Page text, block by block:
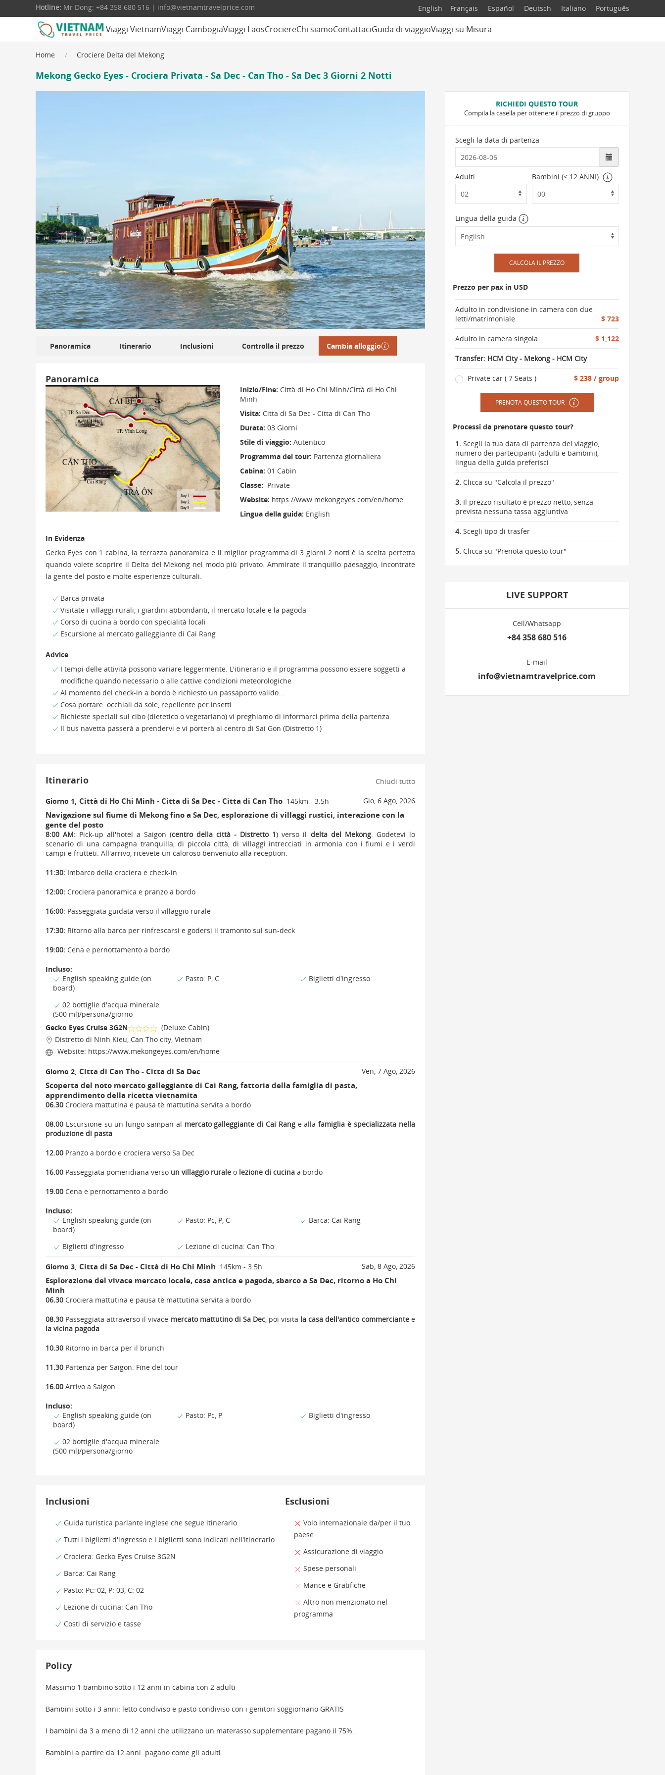
Hotline: Mr Dong: +84 358 680 516 | info@vietnamtravelprice.com English Français Español Deutsch Italiano Português
Viaggi VietnamViaggi CambogiaViaggi LaosCrociereChi siamoContattaciGuida di viaggioViaggi su Misura
Home Crociere Delta del Mekong
Mekong Gecko Eyes - Crociera Privata - Sa Dec - Can Tho - Sa Dec 3 Giorni 2 Notti
Panoramica Itinerario Inclusioni Controlla il prezzo Cambia alloggio
Panoramica
Inizio/Fine: Città di Ho Chi Minh/Città di Ho Chi
Minh
Visita: Citta di Sa Dec - Citta di Can Tho
Durata: 03 Giorni
Stile di viaggio: Autentico
Programma del tour: Partenza giornaliera
Cabina: 01 Cabin
Classe: Private
Website: https://www.mekongeyes.com/en/home
Lingua della guida: English
In Evidenza
Gecko Eyes con 1 cabina, la terrazza panoramica e il miglior programma di 3 giorni 2 notti è la scelta perfetta
quando volete scoprire il Delta del Mekong nel modo più privato. Ammirate il tranquillo paesaggio, incontrate
la gente del posto e molte esperienze culturali.
Barca privata
Visitate i villaggi rurali, i giardini abbondanti, il mercato locale e la pagoda
Corso di cucina a bordo con specialità locali
Escursione al mercato galleggiante di Cai Rang
Advice
I tempi delle attività possono variare leggermente. L'itinerario e il programma possono essere soggetti a
modifiche quando necessario o alle cattive condizioni meteorologiche
Al momento del check-in a bordo è richiesto un passaporto valido...
Cosa portare: occhiali da sole, repellente per insetti
Richieste speciali sul cibo (dietetico o vegetariano) vi preghiamo di informarci prima della partenza.
Il bus navetta passerà a prendervi e vi porterà al centro di Sai Gon (Distretto 1)
Itinerario Chiudi tutto
Giorno 1, Città di Ho Chi Minh - Citta di Sa Dec - Citta di Can Tho 145km - 3.5h Gio, 6 Ago, 2026
Navigazione sul fiume di Mekong fino a Sa Dec, esplorazione di villaggi rustici, interazione con la
gente del posto
8:00 AM: Pick-up all'hotel a Saigon (centro della città - Distretto 1) verso il delta del Mekong. Godetevi lo
scenario di una campagna tranquilla, di piccola città, di villaggi intrecciati in armonia con i fiumi e i verdi
campi e frutteti. All'arrivo, ricevete un caloroso benvenuto alla reception.
11:30: Imbarco della crociera e check-in
12:00: Crociera panoramica e pranzo a bordo
16:00: Passeggiata guidata verso il villaggio rurale
17:30: Ritorno alla barca per rinfrescarsi e godersi il tramonto sul sun-deck
19:00: Cena e pernottamento a bordo
Incluso:
English speaking guide (on
board)
Pasto: P, C Biglietti d'ingresso
02 bottiglie d'acqua minerale
(500 ml)/persona/giorno
Gecko Eyes Cruise 3G2N
(Deluxe Cabin)
Distretto di Ninh Kieu, Can Tho city, Vietnam
Website: https://www.mekongeyes.com/en/home
Giorno 2, Citta di Can Tho - Citta di Sa Dec Ven, 7 Ago, 2026
Scoperta del noto mercato galleggiante di Cai Rang, fattoria della famiglia di pasta,
apprendimento della ricetta vietnamita
06.30 Crociera mattutina e pausa tè mattutina servita a bordo
08.00 Escursione su un lungo sampan al mercato galleggiante di Cai Range allafamiglia è specializzata nella
produzione di pasta
12.00 Pranzo a bordo e crociera verso Sa Dec
16.00 Passeggiata pomeridiana verso un villaggio rurale o lezione di cucina a bordo
19.00 Cena e pernottamento a bordo
Incluso:
English speaking guide (on
board)
Pasto: Pc, P, C Barca: Cai Rang
Biglietti d'ingresso Lezione di cucina: Can Tho
Giorno 3, Citta di Sa Dec - Città di Ho Chi Minh 145km - 3.5h Sab, 8 Ago, 2026
Esplorazione del vivace mercato locale, casa antica e pagoda, sbarco a Sa Dec, ritorno a Ho Chi
Minh
06.30 Crociera mattutina e pausa tè mattutina servita a bordo
08.30 Passeggiata attraverso il vivace mercato mattutino di Sa Dec, poi visita la casa dell'antico commerciante e
la vicina pagoda
10.30 Ritorno in barca per il brunch
11.30 Partenza per Saigon. Fine del tour
16.00 Arrivo a Saigon
Incluso:
English speaking guide (on
board)
Pasto: Pc, P Biglietti d'ingresso
02 bottiglie d'acqua minerale
(500 ml)/persona/giorno
Inclusioni
Guida turistica parlante inglese che segue itinerario
Tutti i biglietti d'ingresso e i biglietti sono indicati nell'itinerario
Crociera: Gecko Eyes Cruise 3G2N
Barca: Cai Rang
Pasto: Pc: 02, P: 03, C: 02
Lezione di cucina: Can Tho
Costi di servizio e tasse
Esclusioni
Volo internazionale da/per il tuo
paese
Assicurazione di viaggio
Spese personali
Mance e Gratifiche
Altro non menzionato nel
programma
Policy
Massimo 1 bambino sotto i 12 anni in cabina con 2 adulti
Bambini sotto i 3 anni: letto condiviso e pasto condiviso con i genitori soggiornano GRATIS
I bambini da 3 a meno di 12 anni che utilizzano un materasso supplementare pagano il 75%.
Bambini a partire da 12 anni: pagano come gli adulti
RICHIEDI QUESTO TOUR
Compila la casella per ottenere il prezzo di gruppo
Scegli la data di partenza
Adulti Bambini (< 12 ANNI)
Lingua della guida
CALCOLA IL PREZZO
Prezzo per pax in USD
Adulto in condivisione in camera con due
letti/matrimoniale
$ 723
Adulto in camera singola $ 1,122
Transfer: HCM City - Mekong - HCM City
Private car ( 7 Seats ) $ 238 / group
PRENOTA QUESTO TOUR
Processi da prenotare questo tour?
1. Scegli la tua data di partenza del viaggio,
numero dei partecipanti (adulti e bambini),
lingua della guida preferisci
2. Clicca su "Calcola il prezzo"
3. Il prezzo risultato è prezzo netto, senza
prevista nessuna tassa aggiuntiva
4. Scegli tipo di trasfer
5. Clicca su "Prenota questo tour"
LIVE SUPPORT
Cell/Whatsapp
+84 358 680 516
E-mail
info@vietnamtravelprice.com